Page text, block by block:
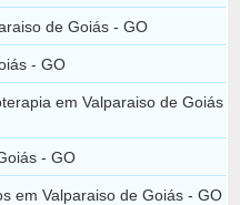
de Goiás - GO
- GO
em Valparaiso de Goiás
- GO
em Valparaiso de Goiás - GO